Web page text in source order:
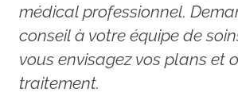
médical professionnel.
conseil à votre équipe de
vous envisagez vos plans et
traitement.